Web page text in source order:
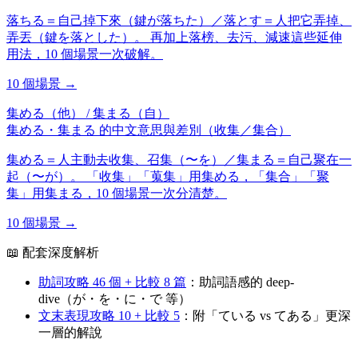
落ちる＝自己掉下來（鍵が落ちた）／落とす＝人把它弄掉、
弄丟（鍵を落とした）。 再加上落榜、去污、減速這些延伸
用法，10 個場景一次破解。
10 個場景 →
集める（他） / 集まる（自）
集める・集まる 的中文意思與差別（收集／集合）
集める＝人主動去收集、召集（〜を）／集まる＝自己聚在一
起（〜が）。 「收集」「蒐集」用集める，「集合」「聚
集」用集まる，10 個場景一次分清楚。
10 個場景 →
📖 配套深度解析
助詞攻略 46 個 + 比較 8 篇 ：助詞語感的 deep-
dive（が・を・に・で 等）
文末表現攻略 10 + 比較 5 ：附「ている vs てある」更深
一層的解說